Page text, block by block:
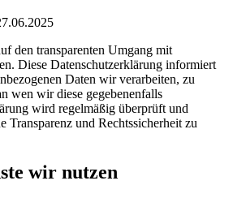
den transparenten Umgang mit
Diese Datenschutzerklärung informiert
Daten wir verarbeiten, zu
wen wir diese gegebenenfalls
wird regelmäßig überprüft und
Transparenz und Rechtssicherheit zu
wir nutzen